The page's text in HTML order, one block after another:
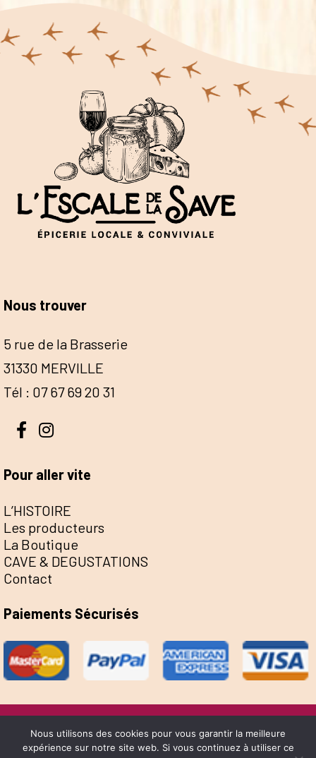
Nous trouver
5 rue de la Brasserie
31330 MERVILLE
Tél : 07 67 69 20 31
Pour aller vite
L’HISTOIRE
Les producteurs
La Boutique
CAVE & DEGUSTATIONS
Contact
Paiements Sécurisés
@Escale de la Save 2022 - Réalisation Sophie
Nous utilisons des cookies pour vous garantir la meilleure
expérience sur notre site web. Si vous continuez à utiliser ce